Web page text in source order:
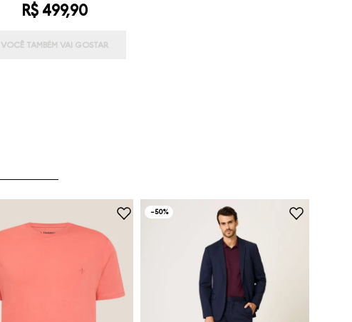
R$ 499,90
VOCÊ TAMBÉM VAI GOSTAR
-50%